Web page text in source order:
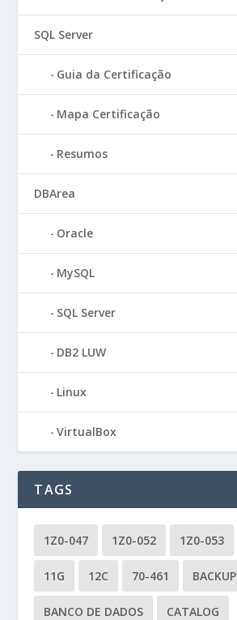
SQL Server
Guia da Certificação
Mapa Certificação
Resumos
DBArea
Oracle
MySQL
SQL Server
DB2 LUW
Linux
VirtualBox
TAGS
1Z0-047 1Z0-052 1Z0-053
11G 12C 70-461 BACKUP
BANCO DE DADOS CATALOG